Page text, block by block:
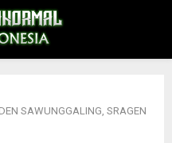
SAWUNGGALING, SRAGEN